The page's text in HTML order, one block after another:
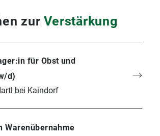
zur Verstärkung
für Obst und
d)
bei Kaindorf
Warenübernahme